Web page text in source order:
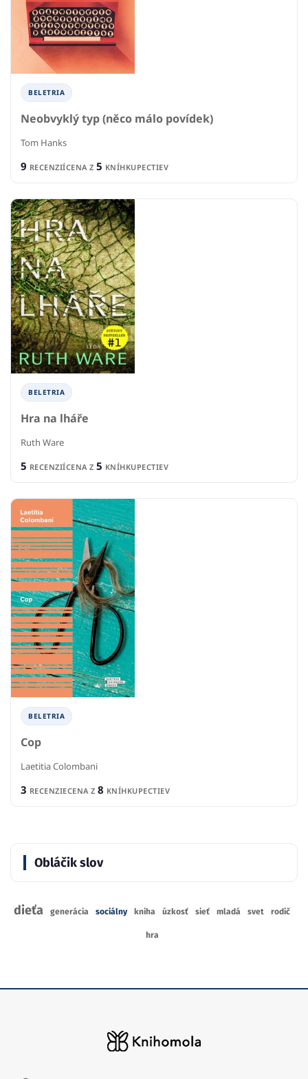
BELETRIA
Neobvyklý typ (něco málo povídek)
Tom Hanks
9 RECENZIÍCENA Z 5 KNÍHKUPECTIEV
BELETRIA
Hra na lháře
Ruth Ware
5 RECENZIÍCENA Z 5 KNÍHKUPECTIEV
BELETRIA
Cop
Laetitia Colombani
3 RECENZIECENA Z 8 KNÍHKUPECTIEV
Obláčik slov
dieťa generácia sociálny kniha úzkosť sieť mladá svet rodič
hra